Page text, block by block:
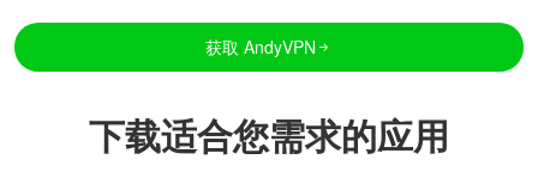
获取 AndyVPN
下载适合您需求的应用